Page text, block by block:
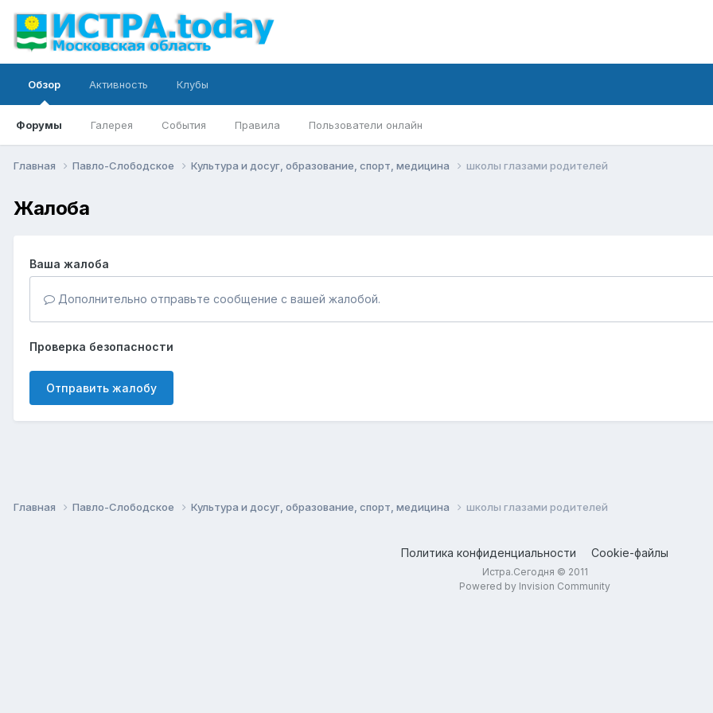
Обзор
Форумы Галерея События Правила Пользователи онлайн
Активность Клубы
Главная Павло-Слободское Культура и досуг, образование, спорт, медицина школы глазами родителей
Жалоба
Ваша жалоба
Дополнительно отправьте сообщение с вашей жалобой.
Проверка безопасности
Отправить жалобу
Главная Павло-Слободское Культура и досуг, образование, спорт, медицина школы глазами родителей
Политика конфиденциальности Cookie-файлы
Истра.Сегодня © 2011
Powered by Invision Community